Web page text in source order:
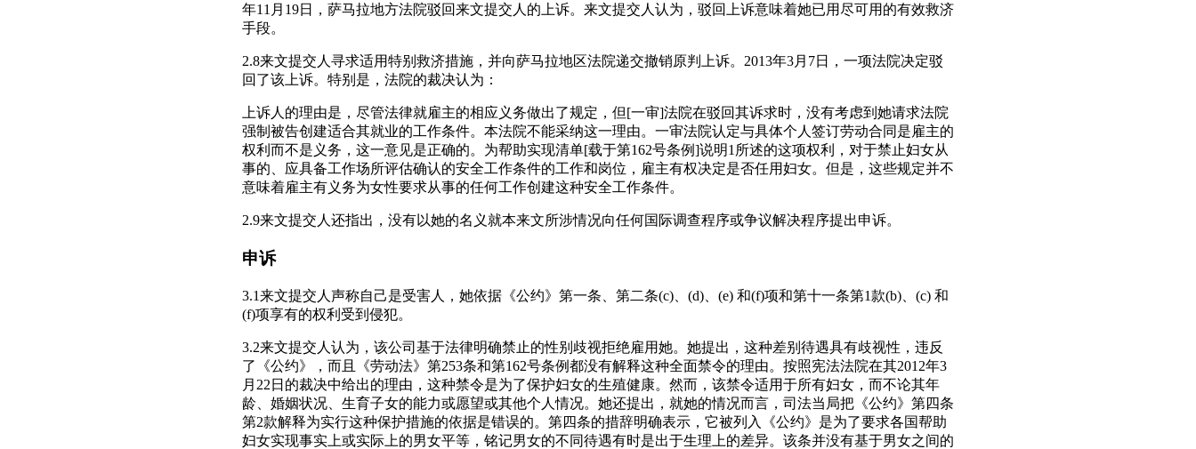
年11月19日，萨马拉地方法院驳回来文提交人的上诉。来文提交人认为，驳回上诉意味着她已用尽可用的有效救济
手段。
2.8来文提交人寻求适用特别救济措施，并向萨马拉地区法院递交撤销原判上诉。2013年3月7日，一项法院决定驳
回了该上诉。特别是，法院的裁决认为：
上诉人的理由是，尽管法律就雇主的相应义务做出了规定，但[一审]法院在驳回其诉求时，没有考虑到她请求法院
强制被告创建适合其就业的工作条件。本法院不能采纳这一理由。一审法院认定与具体个人签订劳动合同是雇主的
权利而不是义务，这一意见是正确的。为帮助实现清单[载于第162号条例]说明1所述的这项权利，对于禁止妇女从
事的、应具备工作场所评估确认的安全工作条件的工作和岗位，雇主有权决定是否任用妇女。但是，这些规定并不
意味着雇主有义务为女性要求从事的任何工作创建这种安全工作条件。
2.9来文提交人还指出，没有以她的名义就本来文所涉情况向任何国际调查程序或争议解决程序提出申诉。
申诉
3.1来文提交人声称自己是受害人，她依据《公约》第一条、第二条(c)、(d)、(e) 和(f)项和第十一条第1款(b)、(c) 和
(f)项享有的权利受到侵犯。
3.2来文提交人认为，该公司基于法律明确禁止的性别歧视拒绝雇用她。她提出，这种差别待遇具有歧视性，违反
了《公约》，而且《劳动法》第253条和第162号条例都没有解释这种全面禁令的理由。按照宪法法院在其2012年3
月22日的裁决中给出的理由，这种禁令是为了保护妇女的生殖健康。然而，该禁令适用于所有妇女，而不论其年
龄、婚姻状况、生育子女的能力或愿望或其他个人情况。她还提出，就她的情况而言，司法当局把《公约》第四条
第2款解释为实行这种保护措施的依据是错误的。第四条的措辞明确表示，它被列入《公约》是为了要求各国帮助
妇女实现事实上或实际上的男女平等，铭记男女的不同待遇有时是出于生理上的差异。该条并没有基于男女之间的